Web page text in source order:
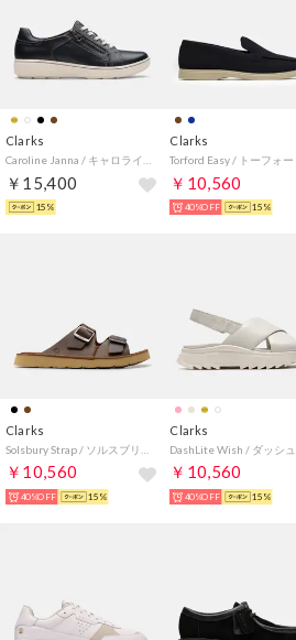
Clarks
￥15,400
15%
Clarks
￥10,560
40%OFF 15%
Clarks
￥10,560
40%OFF 15%
Clarks
￥10,560
40%OFF 15%